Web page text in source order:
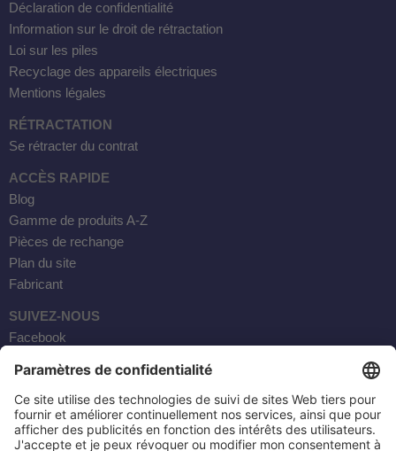
WDH-AP1212
220B
660b
988b
C03
AP1101
H3
AF500B
Déclaration de confidentialité
Information sur le droit de rétractation
Loi sur les piles
Recyclage des appareils électriques
Mentions légales
RÉTRACTATION
Se rétracter du contrat
ACCÈS RAPIDE
Blog
Gamme de produits A-Z
Pièces de rechange
Plan du site
Fabricant
SUIVEZ-NOUS
Facebook
YouTube
Courrier électronique
AKTOBIS AG